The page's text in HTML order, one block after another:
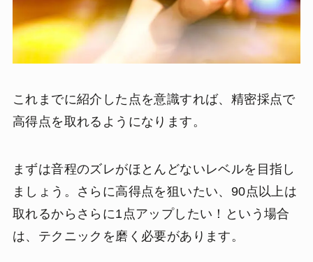
これまでに紹介した点を意識すれば、精密採点で
高得点を取れるようになります。
まずは音程のズレがほとんどないレベルを目指し
ましょう。さらに高得点を狙いたい、90点以上は
取れるからさらに1点アップしたい！という場合
は、テクニックを磨く必要があります。